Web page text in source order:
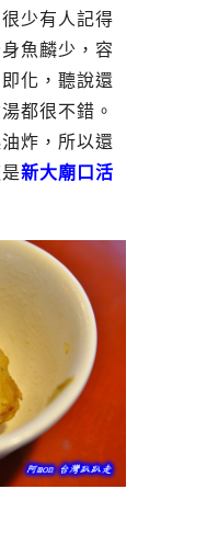
少有人記得
魚麟少，容
化，聽說還
都很不錯。
炸，所以還
新大廟口活